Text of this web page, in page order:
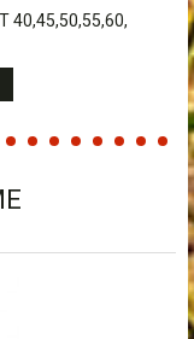
40,45,50,55,60,